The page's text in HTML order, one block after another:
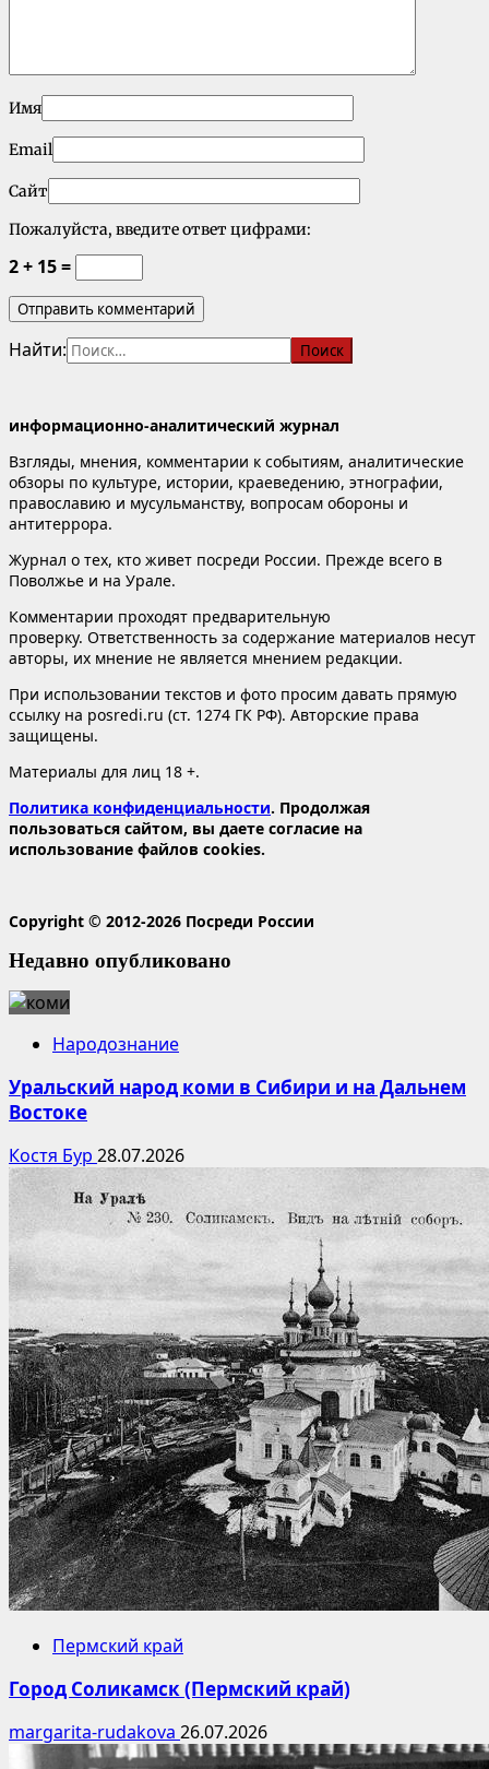
Имя
Email
Сайт
Пожалуйста, введите ответ цифрами:
2 + 15 =
Найти:
информационно-аналитический журнал
Взгляды, мнения, комментарии к событиям, аналитические
обзоры по культуре, истории, краеведению, этнографии,
православию и мусульманству, вопросам обороны и
антитеррора.
Журнал о тех, кто живет посреди России. Прежде всего в
Поволжье и на Урале.
Комментарии проходят предварительную
проверку. Ответственность за содержание материалов несут
авторы, их мнение не является мнением редакции.
При использовании текстов и фото просим давать прямую
ссылку на posredi.ru (ст. 1274 ГК РФ). Авторские права
защищены.
Материалы для лиц 18 +.
Политика конфиденциальности. Продолжая
пользоваться сайтом, вы даете согласие на
использование файлов cookies.
Copyright © 2012-2026 Посреди России
Недавно опубликовано
Народознание
Уральский народ коми в Сибири и на Дальнем
Востоке
Костя Бур 28.07.2026
Пермский край
Город Соликамск (Пермский край)
margarita-rudakova 26.07.2026